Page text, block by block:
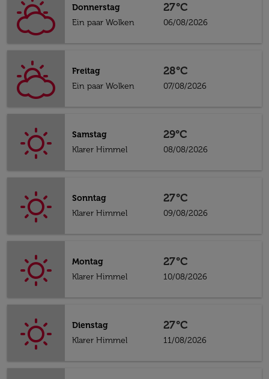
Donnerstag
Ein paar Wolken
27°C
06/08/2026
Freitag
Ein paar Wolken
28°C
07/08/2026
Samstag
Klarer Himmel
29°C
08/08/2026
Sonntag
Klarer Himmel
27°C
09/08/2026
Montag
Klarer Himmel
27°C
10/08/2026
Dienstag
Klarer Himmel
27°C
11/08/2026